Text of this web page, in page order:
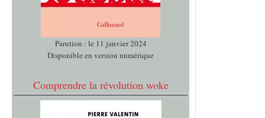
Parution : le 11 janvier 2024
Disponible en version numérique
Comprendre la révolution woke